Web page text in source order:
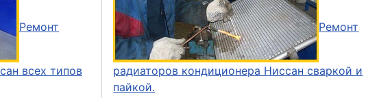
Ремонт
всех типов
Ремонт
радиаторов кондиционера Ниссан сваркой и
пайкой.